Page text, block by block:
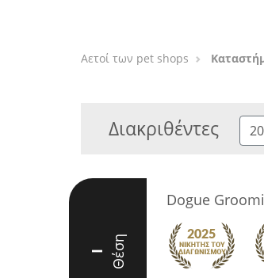
Αετοί των pet shops
Διακριθέντες
I Θέση
Dogue